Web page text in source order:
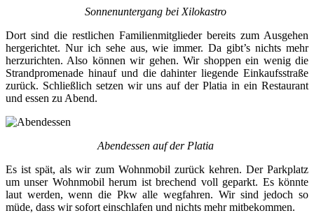
Sonnenuntergang bei Xilokastro
Dort sind die restlichen Familienmitglieder bereits zum Ausgehen
hergerichtet. Nur ich sehe aus, wie immer. Da gibt’s nichts mehr
herzurichten. Also können wir gehen. Wir shoppen ein wenig die
Strandpromenade hinauf und die dahinter liegende Einkaufsstraße
zurück. Schließlich setzen wir uns auf der Platia in ein Restaurant
und essen zu Abend.
Abendessen auf der Platia
Es ist spät, als wir zum Wohnmobil zurück kehren. Der Parkplatz
um unser Wohnmobil herum ist brechend voll geparkt. Es könnte
laut werden, wenn die Pkw alle wegfahren. Wir sind jedoch so
müde, dass wir sofort einschlafen und nichts mehr mitbekommen.